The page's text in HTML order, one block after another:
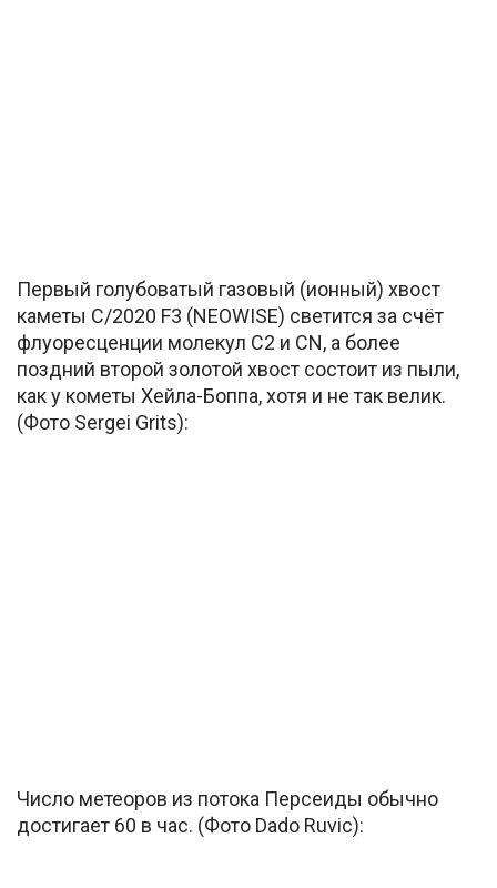
Первый голубоватый газовый (ионный) хвост
каметы C/2020 F3 (NEOWISE) светится за счёт
флуоресценции молекул С2 и CN, а более
поздний второй золотой хвост состоит из пыли,
как у кометы Хейла-Боппа, хотя и не так велик.
(Фото Sergei Grits):
Число метеоров из потока Персеиды обычно
достигает 60 в час. (Фото Dado Ruvic):